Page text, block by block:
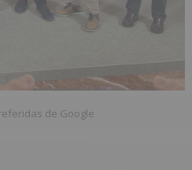
de Google